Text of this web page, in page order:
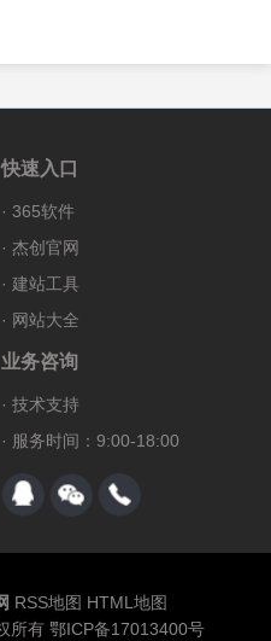
快速入口
· 365软件
· 杰创官网
· 建站工具
· 网站大全
业务咨询
· 技术支持
· 服务时间：9:00-18:00
RSS地图 HTML地图
所有 鄂ICP备17013400号